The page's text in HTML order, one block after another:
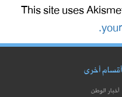
This site uses
أقسام أخرى
أخبار الوطن